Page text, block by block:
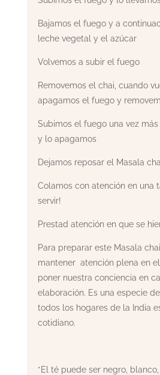
Bajamos el fuego y a
leche vegetal y el azúcar
Volvemos a subir el fuego
Removemos el chai, cuando
apagamos el fuego y
Subimos el fuego una vez
y lo apagamos
Dejamos reposar el Masala
Colamos con atención en una
servir!
Prestad atención en que se
Para preparar este Masala
mantener atención plena en
poner nuestra conciencia en
elaboración. Es una especie
todos los hogares de la India
cotidiano.
*El té puede ser negro,